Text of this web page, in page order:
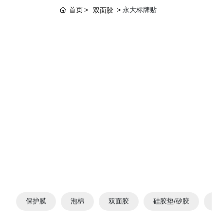
首页 双面胶 永大标牌贴
保护膜 泡棉 双面胶 硅胶垫/矽胶